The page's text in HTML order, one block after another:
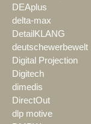
DEAplus
delta-max
DetailKLANG
deutschewerbewelt
Digital Projection
Digitech
dimedis
DirectOut
dlp motive